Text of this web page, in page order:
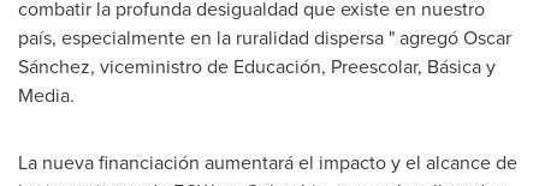
combatir la profunda desigualdad que existe en nuestro
país, especialmente en la ruralidad dispersa " agregó Oscar
Sánchez, viceministro de Educación, Preescolar, Básica y
Media.
La nueva financiación aumentará el impacto y el alcance de